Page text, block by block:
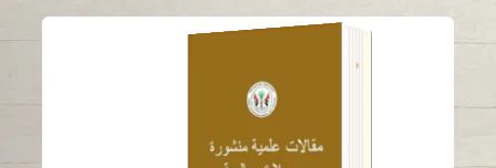
عملات عربية قديمة
مكتشفة في موقع مليحة
الأثري
قراءة باللغة
-الإنجليزية